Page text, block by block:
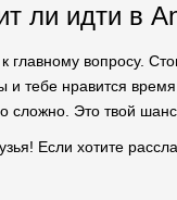
ли идти в
главному вопросу.
и тебе нравится
сложно. Это твой
Если хотите